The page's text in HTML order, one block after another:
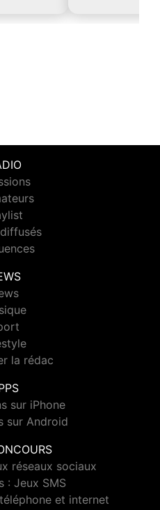
la rédac
sur iPhone
sur Android
réseaux sociaux
: Jeux SMS
et internet